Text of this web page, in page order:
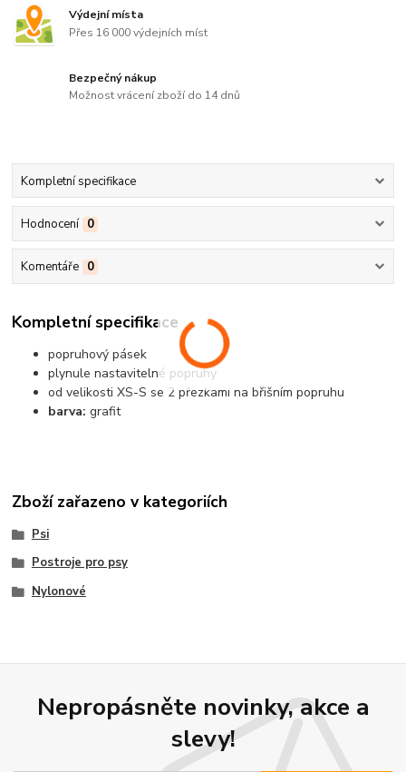
Výdejní místa
Přes 16 000 výdejních míst
Bezpečný nákup
Možnost vrácení zboží do 14 dnů
Kompletní specifikace
Hodnocení 0
Komentáře 0
Kompletní specifikace
popruhový pásek
plynule nastavitelné popruhy
od velikosti XS-S se 2 přezkami na břišním popruhu
barva: grafit
Zboží zařazeno v kategoriích
Psi
Postroje pro psy
Nylonové
Nepropásněte novinky, akce a
slevy!